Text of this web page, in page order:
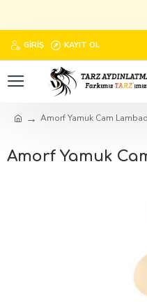
GIRIŞ KAYIT OL
Amorf Yamuk Cam
Amorf Yamuk